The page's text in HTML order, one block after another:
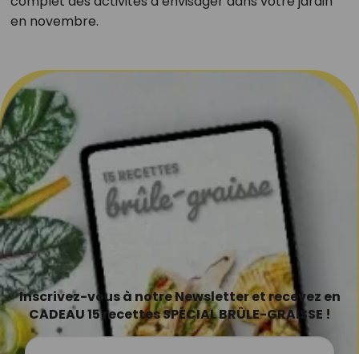
en novembre.
Inscrivez-vous à notre Newsletter et recevez en
CADEAU 15 recettes SPÉCIAL BRÛLE-GRAISSE !